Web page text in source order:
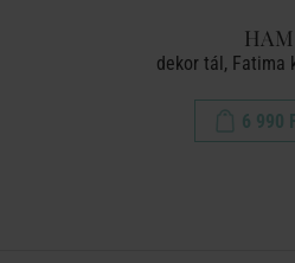
dekor tál, Fatima
6 990